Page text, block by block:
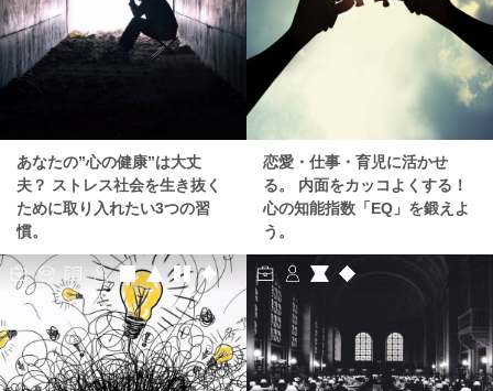
あなたの”心の健康”は大丈
夫？ ストレス社会を生き抜く
ために取り入れたい3つの習
慣。
恋愛・仕事・育児に活かせ
る。 内面をカッコよくする！
心の知能指数「EQ」を鍛えよ
う。